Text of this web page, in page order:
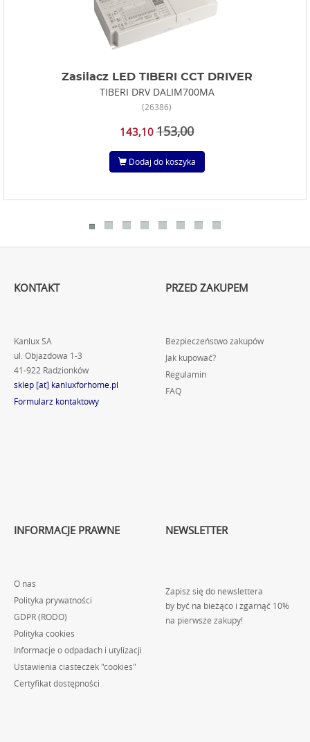
Zasilacz LED TIBERI CCT DRIVER
TIBERI DRV DALIM700MA
(26386)
143,10 153,00
Dodaj do koszyka
KONTAKT
Kanlux SA
ul. Objazdowa 1-3
41-922 Radzionków
sklep [at] kanluxforhome.pl
Formularz kontaktowy
PRZED ZAKUPEM
Bezpieczeństwo zakupów
Jak kupować?
Regulamin
FAQ
INFORMACJE PRAWNE
O nas
Polityka prywatności
GDPR (RODO)
Polityka cookies
Informacje o odpadach i utylizacji
Ustawienia ciasteczek "cookies"
Certyfikat dostępności
NEWSLETTER
Zapisz się do newslettera
by być na bieżąco i zgarnąć 10%
na pierwsze zakupy!